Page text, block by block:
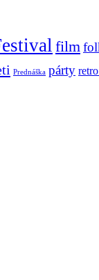
film
Prednáška párty